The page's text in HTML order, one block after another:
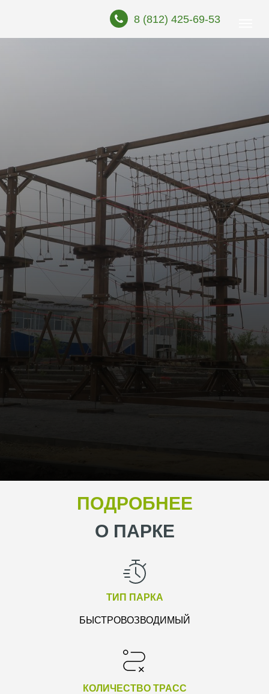
8 (812) 425-69-53
БЫСТРОВОЗВОДИМЫЙ
ТИП ПАРКА
КОЛИЧЕСТВО ТРАСС
ПОДРОБНЕЕ
О ПАРКЕ